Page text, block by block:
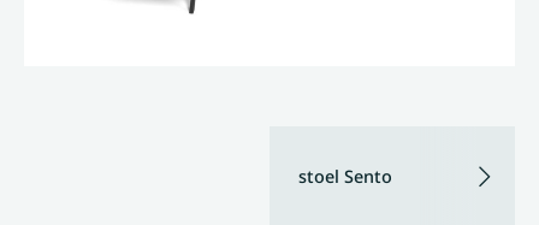
stoel Sento